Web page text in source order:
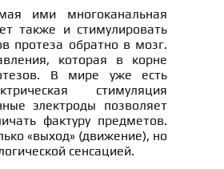
ими многоканальная
также и стимулировать
протеза обратно в мозг.
которая в корне
В мире уже есть
стимуляция
электроды позволяет
фактуру предметов.
«выход» (движение), но
сенсацией.